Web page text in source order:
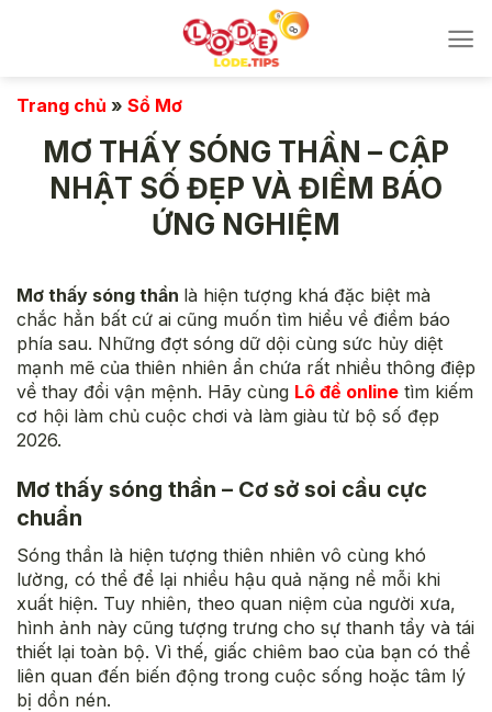
dungTrang chủ » Sổ Mơ
MƠ THẤY SÓNG THẦN – CẬP
NHẬT SỐ ĐẸP VÀ ĐIỀM BÁO
ỨNG NGHIỆM
Mơ thấy sóng thần là hiện tượng khá đặc biệt mà
chắc hẳn bất cứ ai cũng muốn tìm hiểu về điềm báo
phía sau. Những đợt sóng dữ dội cùng sức hủy diệt
mạnh mẽ của thiên nhiên ẩn chứa rất nhiều thông điệp
về thay đổi vận mệnh. Hãy cùng Lô đề online tìm kiếm
cơ hội làm chủ cuộc chơi và làm giàu từ bộ số đẹp
2026.
Mơ thấy sóng thần – Cơ sở soi cầu cực
chuẩn
Sóng thần là hiện tượng thiên nhiên vô cùng khó
lường, có thể để lại nhiều hậu quả nặng nề mỗi khi
xuất hiện. Tuy nhiên, theo quan niệm của người xưa,
hình ảnh này cũng tượng trưng cho sự thanh tẩy và tái
thiết lại toàn bộ. Vì thế, giấc chiêm bao của bạn có thể
liên quan đến biến động trong cuộc sống hoặc tâm lý
bị dồn nén.